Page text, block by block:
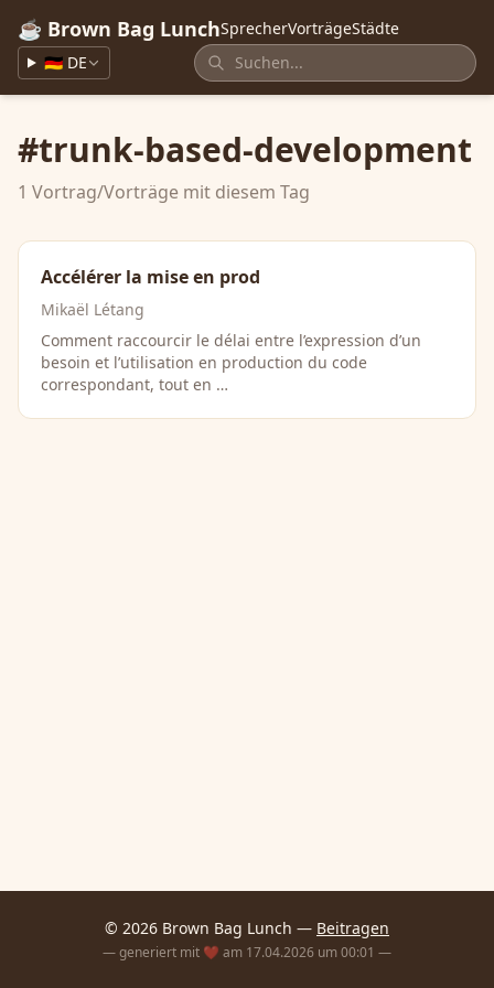
☕ Brown Bag LunchSprecherVorträgeStädte
🇩🇪 DE
#trunk-based-development
1 Vortrag/Vorträge mit diesem Tag
Accélérer la mise en prod
Mikaël Létang
Comment raccourcir le délai entre l’expression d’un
besoin et l’utilisation en production du code
correspondant, tout en …
© 2026 Brown Bag Lunch — Beitragen
— generiert mit ❤️ am 17.04.2026 um 00:01 —